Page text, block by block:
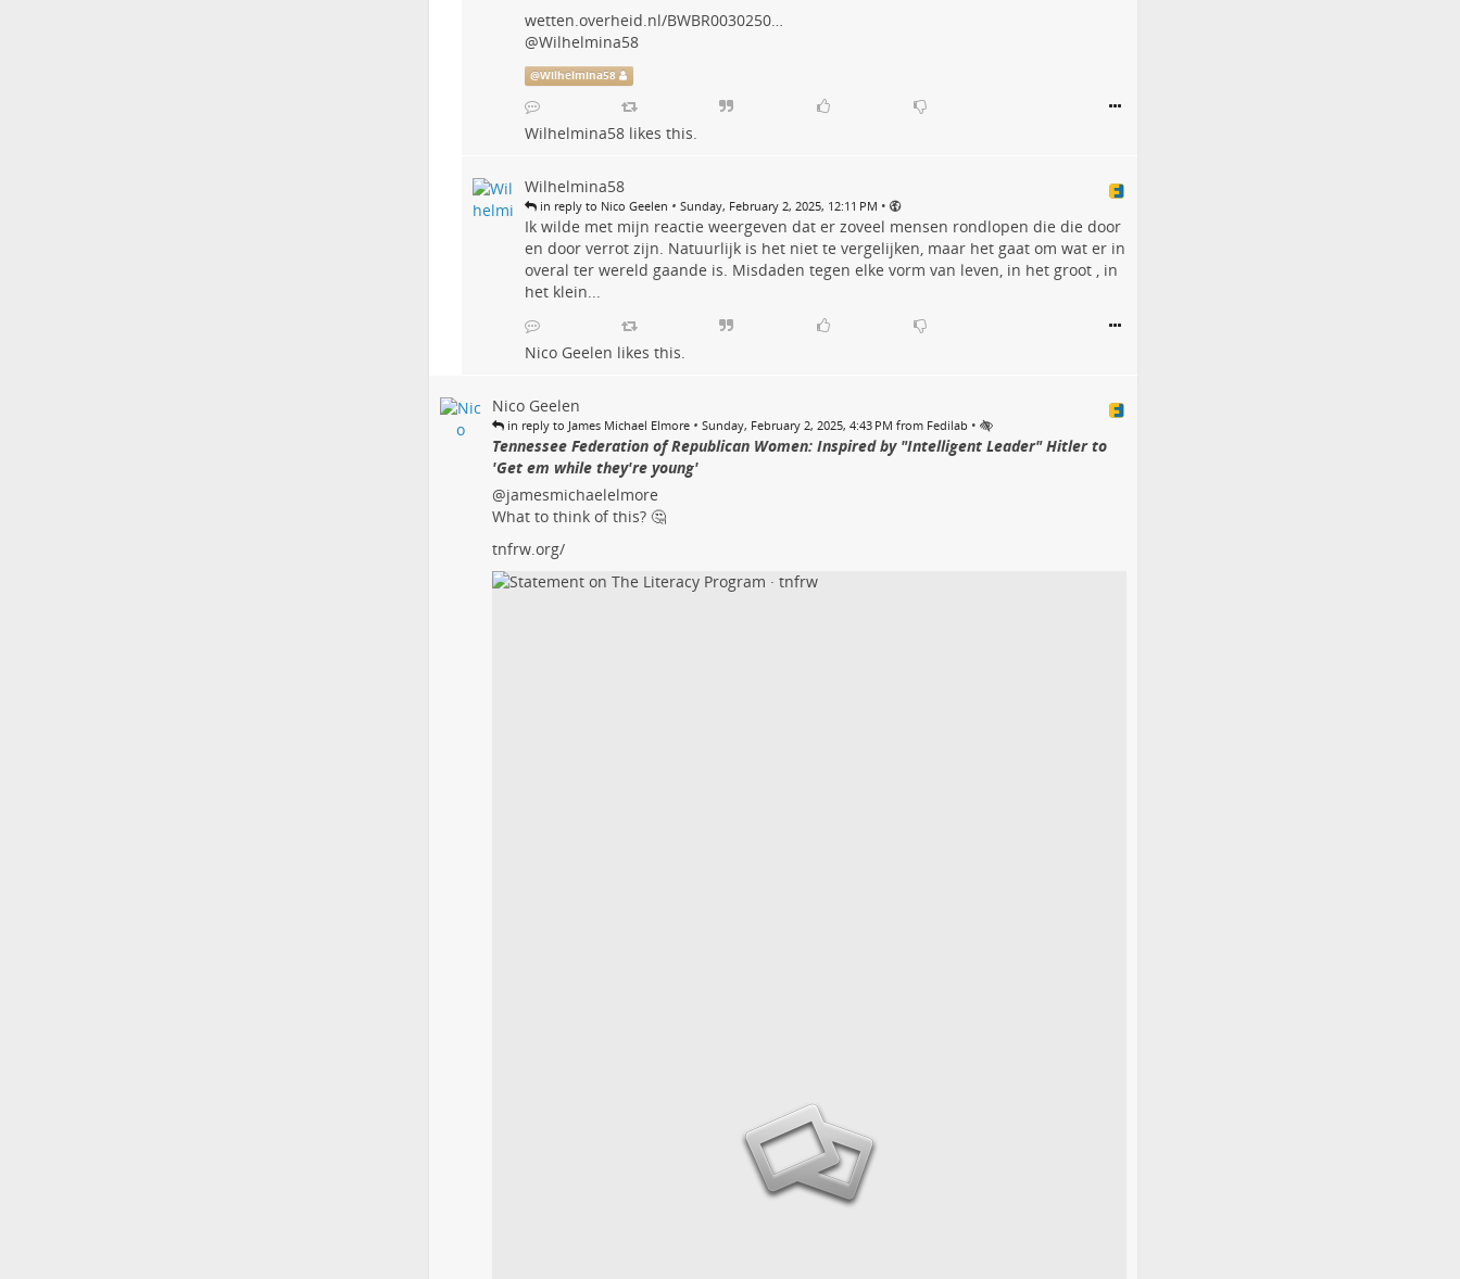
wetten.overheid.nl/BWBR0030250…
@Wilhelmina58
@Wilhelmina58
Wilhelmina58likes this.
Wilhelmina58
in reply to Nico Geelen • Sunday, February 2, 2025, 12:11 PM •
Ik wilde met mijn reactie weergeven dat er zoveel mensen rondlopen die die door
en door verrot zijn. Natuurlijk is het niet te vergelijken, maar het gaat om wat er in
overal ter wereld gaande is. Misdaden tegen elke vorm van leven, in het groot , in
het klein...
Nico Geelen likes this.
Nico Geelen
in reply to James Michael Elmore • Sunday, February 2, 2025, 4:43 PM from Fedilab •
Tennessee Federation of Republican Women: Inspired by "Intelligent Leader" Hitler to
'Get em while they're young'
@jamesmichaelelmore
What to think of this? 🤔
tnfrw.org/